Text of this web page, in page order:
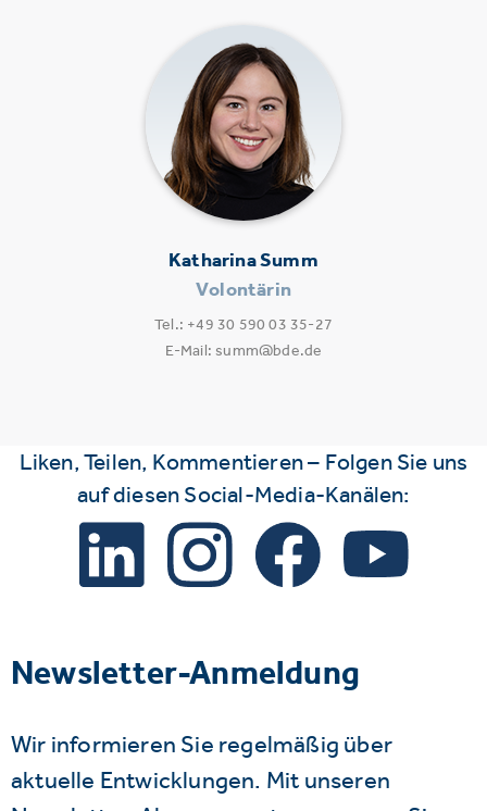
Katharina Summ
Volontärin
Tel.: +49 30 590 03 35-27
E-Mail: summ@bde.de
Liken, Teilen, Kommentieren – Folgen Sie uns
auf diesen Social-Media-Kanälen:
Newsletter-Anmeldung
Wir informieren Sie regelmäßig über
aktuelle Entwicklungen. Mit unseren